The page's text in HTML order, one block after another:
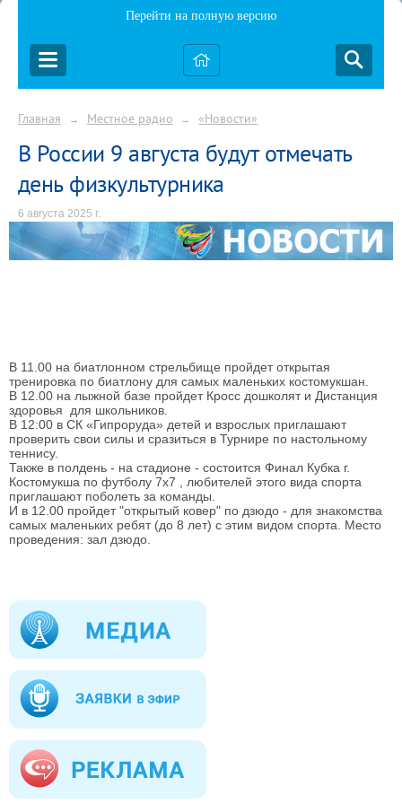
Перейти на полную версию
Главная → Местное радио → «Новости»
В России 9 августа будут отмечать
день физкультурника
6 августа 2025 г.
В 11.00 на биатлонном стрельбище пройдет открытая
тренировка по биатлону для самых маленьких костомукшан.
В 12.00 на лыжной базе пройдет Кросс дошколят и Дистанция
здоровья для школьников.
В 12:00 в СК «Гипроруда» детей и взрослых приглашают
проверить свои силы и сразиться в Турнире по настольному
теннису.
Также в полдень - на стадионе - состоится Финал Кубка г.
Костомукша по футболу 7х7
, любителей этого вида спорта
приглашают поболеть за команды.
И в 12.00 пройдет "открытый ковер" по дзюдо - для знакомства
самых маленьких ребят (до 8 лет) с этим видом спорта. Место
проведения: зал дзюдо.